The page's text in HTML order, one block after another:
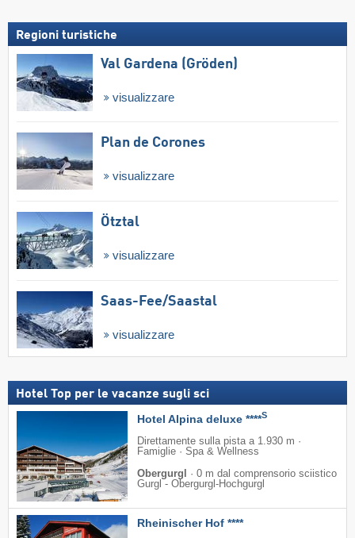
Regioni turistiche
Val Gardena (Gröden)
visualizzare
Plan de Corones
visualizzare
Ötztal
visualizzare
Saas-Fee/​Saastal
visualizzare
Hotel Top per le vacanze sugli sci
Hotel Alpina deluxe ****S
Direttamente sulla pista a 1.930 m ·
Famiglie · Spa & Wellness
Obergurgl
· 0 m dal comprensorio sciistico
Gurgl - Obergurgl-Hochgurgl
Rheinischer Hof ****